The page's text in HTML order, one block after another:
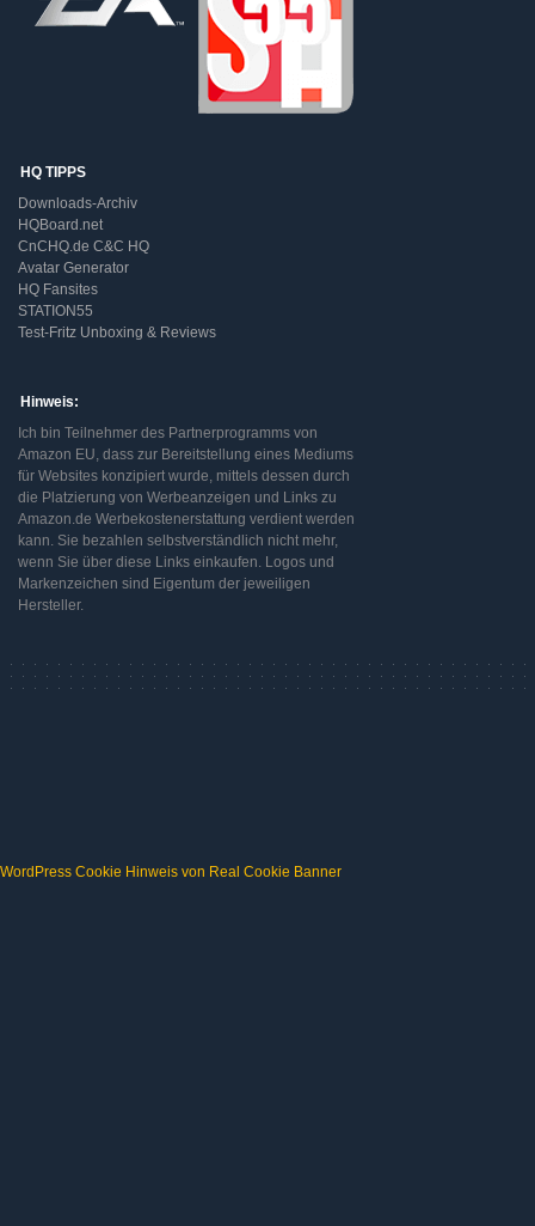
HQ TIPPS
Downloads-Archiv
HQBoard.net
CnCHQ.de C&C HQ
Avatar Generator
HQ Fansites
STATION55
Test-Fritz Unboxing & Reviews
Hinweis:
Ich bin Teilnehmer des Partnerprogramms von
Amazon EU, dass zur Bereitstellung eines Mediums
für Websites konzipiert wurde, mittels dessen durch
die Platzierung von Werbeanzeigen und Links zu
Amazon.de Werbekostenerstattung verdient werden
kann. Sie bezahlen selbstverständlich nicht mehr,
wenn Sie über diese Links einkaufen. Logos und
Markenzeichen sind Eigentum der jeweiligen
Hersteller.
WordPress Cookie Hinweis von Real Cookie Banner